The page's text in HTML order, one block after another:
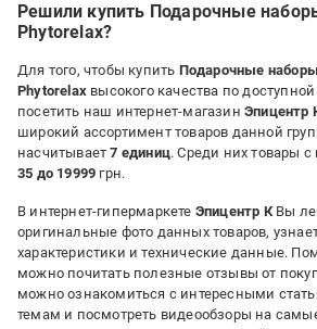
Решили купить Подарочные
Phytorelax?
Для того, чтобы купить Подарочные
Phytorelax высокого качества по
посетить наш интернет-магазин Эпицентр
широкий ассортимент товаров данной
насчитывает7 единиц. Среди них товары
35 до 19999 грн.
В интернет-гипермаркете Эпицентр КВы
оригинальные фото данных товаров,
характеристики и технические данные.
можно почитать полезные отзывы от
можно ознакомиться с интересными
темам и посмотреть видеообзоры на